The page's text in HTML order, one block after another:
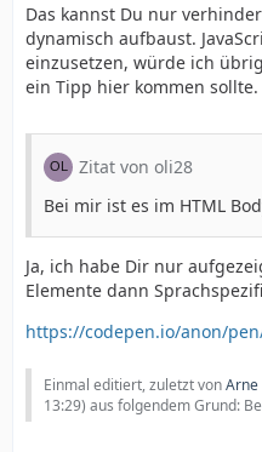
Das kannst Du nur
dynamisch aufbaust.
einzusetzen, würde ich
ein Tipp hier kommen sollte.
Zitat von oli28
Bei mir ist es im HTML
Ja, ich habe Dir nur
Elemente dann
https://codepen.io/anon/pen/
Einmal editiert, zuletzt vonArne
13:29) aus folgendem Grund: